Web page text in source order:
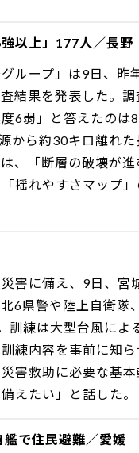
以上」177人／長野
ループ」は9日、昨
結果を発表した。
6弱」と答えたの
から約30キロ離れ
、「断層の破壊が
揺れやすさマップ
害に備え、9日、宮
6県警や陸上自衛隊
練は大型台風によ
練内容を事前に知
害救助に必要な基
えたい」と話した。
で住民避難／愛媛